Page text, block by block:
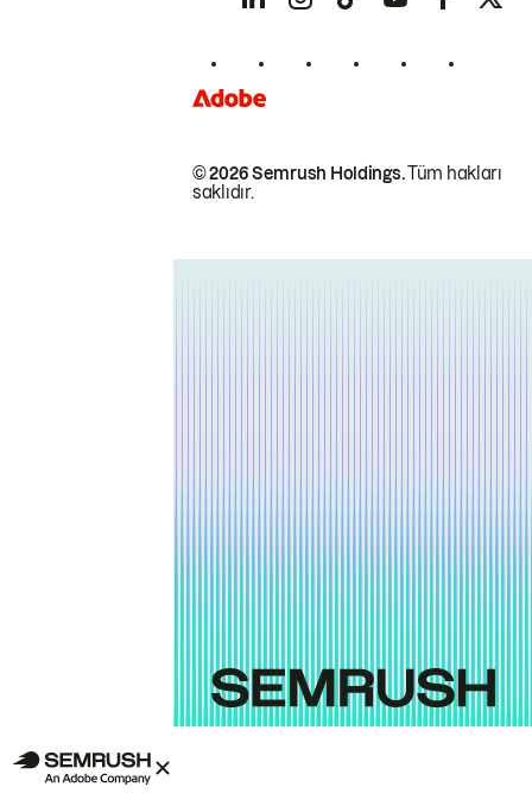
© 2026 Semrush Holdings.Tüm hakları
saklıdır.